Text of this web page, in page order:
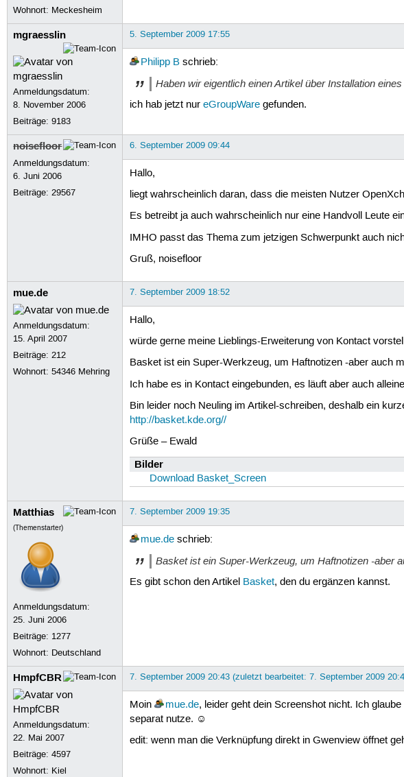
Wohnort: Meckesheim
mgraesslin
Anmeldungsdatum:
8. November 2006
Beiträge:9183
5. September 2009 17:55
Philipp Bschrieb:
Haben wir eigentlich einen Artikel über Installation
ich hab jetzt nur eGroupWaregefunden.
noisefloor
Anmeldungsdatum:
6. Juni 2006
Beiträge:29567
6. September 2009 09:44
Hallo,
liegt wahrscheinlich daran, dass die meisten Nutzer
Es betreibt ja auch wahrscheinlich nur eine Handvoll Leute
IMHO passt das Thema zum jetzigen Schwerpunkt auch
Gruß, noisefloor
mue.de
Anmeldungsdatum:
15. April 2007
Beiträge:212
Wohnort: 54346 Mehring
7. September 2009 18:52
Hallo,
würde gerne meine Lieblings-Erweiterung von Kontact
Basket ist ein Super-Werkzeug, um Haftnotizen -aber auch
Ich habe es in Kontact eingebunden, es läuft aber auch
Bin leider noch Neuling im Artikel-schreiben, deshalb ein
http://basket.kde.org//
Grüße – Ewald
Bilder
Download Basket_Screen
Matthias
(Themenstarter)
Anmeldungsdatum:
25. Juni 2006
Beiträge: 1277
Wohnort: Deutschland
7. September 2009 19:35
mue.deschrieb:
Basket ist ein Super-Werkzeug, um Haftnotizen -aber
Es gibt schon den Artikel Basket, den du ergänzen kannst.
HmpfCBR
Anmeldungsdatum:
22. Mai 2007
Beiträge:4597
Wohnort: Kiel
7. September 2009 20:43 (zuletzt bearbeitet: 7. September 2009
Moin mue.de, leider geht dein Screenshot nicht. Ich
separat nutze. ☺
edit: wenn man die Verknüpfung direkt in Gwenview öffnet